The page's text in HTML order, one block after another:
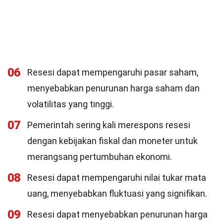
06
Resesi dapat mempengaruhi pasar saham,
menyebabkan penurunan harga saham dan
volatilitas yang tinggi.
07
Pemerintah sering kali merespons resesi
dengan kebijakan fiskal dan moneter untuk
merangsang pertumbuhan ekonomi.
08
Resesi dapat mempengaruhi nilai tukar mata
uang, menyebabkan fluktuasi yang signifikan.
09 Resesi dapat menyebabkan penurunan harga